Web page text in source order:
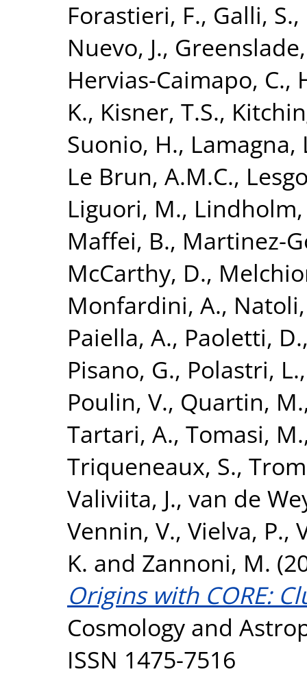
Forastieri, F., Galli, S.,
Nuevo, J., Greenslade,
Hervias-Caimapo, C.,
K., Kisner, T.S.,
Suonio, H., Lamagna,
Le Brun, A.M.C.,
Liguori, M., Lindholm,
Maffei, B., Martinez-
McCarthy, D.,
Monfardini, A.,
Paiella, A., Paoletti, D.
Pisano, G., Polastri, L.
Poulin, V., Quartin, M.
Tartari, A., Tomasi, M.
Triqueneaux, S.,
Valiviita, J., van de
Vennin, V., Vielva, P.,
K. and Zannoni, M.
Origins with CORE:
Cosmology and
ISSN 1475-7516